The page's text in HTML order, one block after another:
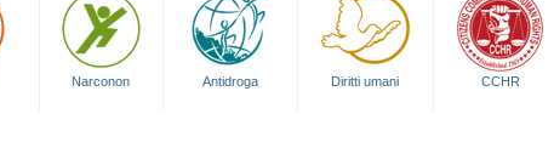
Narconon Antidroga Diritti umani CCHR